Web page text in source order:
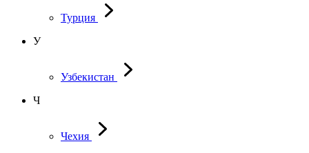
Турция
У
Узбекистан
Ч
Чехия